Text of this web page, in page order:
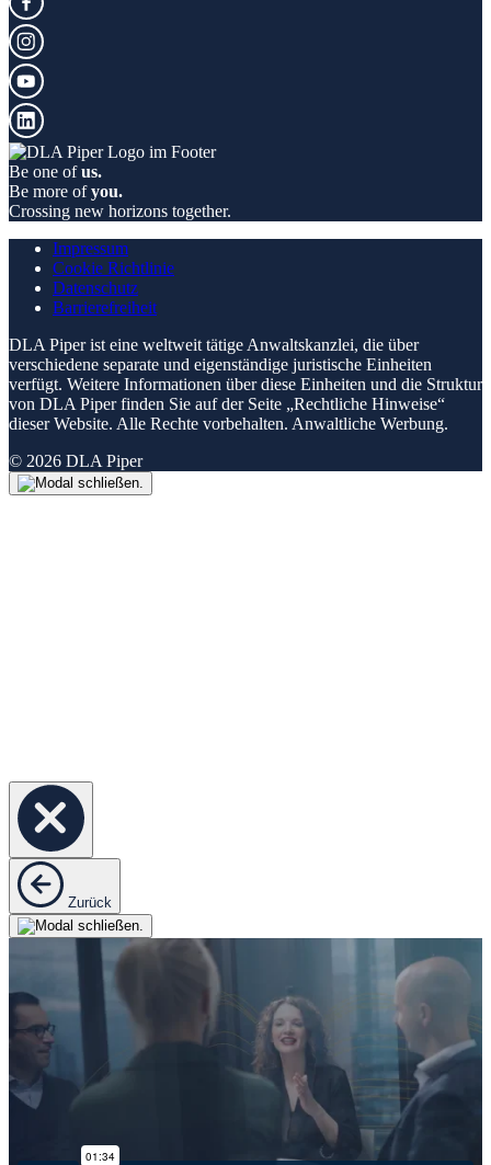
Be one ofus.
Be more ofyou.
Crossing new horizons together.
Impressum
Cookie Richtlinie
Datenschutz
Barrierefreiheit
DLA Piper ist eine weltweit tätige Anwaltskanzlei, die über
verschiedene separate und eigenständige juristische Einheiten
verfügt. Weitere Informationen über diese Einheiten und die Struktur
von DLA Piper finden Sie auf der Seite „Rechtliche Hinweise“
dieser Website. Alle Rechte vorbehalten. Anwaltliche Werbung.
© 2026 DLA Piper
Zurück